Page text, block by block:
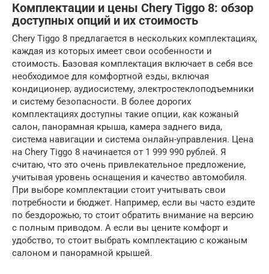
Комплектации и цены Chery Tiggo 8: обзор
доступных опций и их стоимость
Chery Tiggo 8 предлагается в нескольких комплектациях,
каждая из которых имеет свои особенности и
стоимость. Базовая комплектация включает в себя все
необходимое для комфортной езды, включая
кондиционер, аудиосистему, электростеклоподъемники
и систему безопасности. В более дорогих
комплектациях доступны такие опции, как кожаный
салон, панорамная крыша, камера заднего вида,
система навигации и система онлайн-управления. Цена
на Chery Tiggo 8 начинается от 1 999 990 рублей. Я
считаю, что это очень привлекательное предложение,
учитывая уровень оснащения и качество автомобиля.
При выборе комплектации стоит учитывать свои
потребности и бюджет. Например, если вы часто ездите
по бездорожью, то стоит обратить внимание на версию
с полным приводом. А если вы цените комфорт и
удобство, то стоит выбрать комплектацию с кожаным
салоном и панорамной крышей.